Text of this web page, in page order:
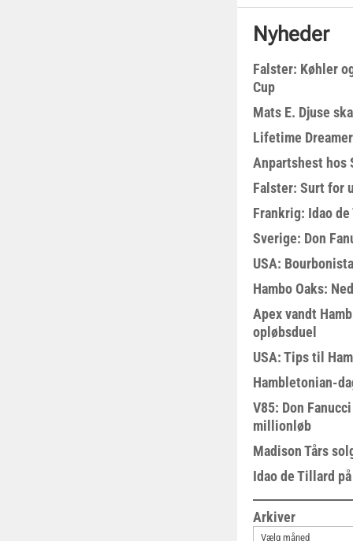
Nyheder
Falster: Køhler
Cup
Mats E. Djuse
Lifetime
Anpartshest hos
Falster: Surt for
Frankrig: Idao
Sverige: Don
USA:
Hambo Oaks:
Apex vandt
opløbsduel
USA: Tips til
Hambletonian-
V85: Don
millionløb
Madison Tårs
Idao de Tillard
Arkiver